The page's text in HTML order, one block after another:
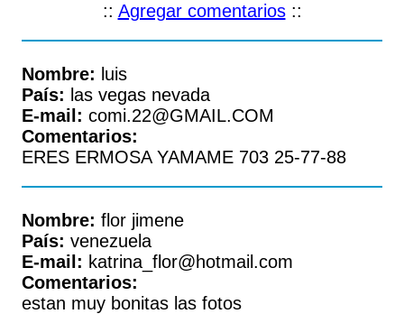
:: Agregar comentarios::
Nombre: luis
País: las vegas nevada
E-mail: comi.22@GMAIL.COM
Comentarios:
ERES ERMOSA YAMAME 703 25-77-88
Nombre: flor jimene
País: venezuela
E-mail: katrina_flor@hotmail.com
Comentarios:
estan muy bonitas las fotos